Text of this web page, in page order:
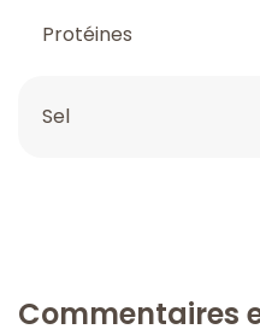
Protéines
Sel
Commentaires